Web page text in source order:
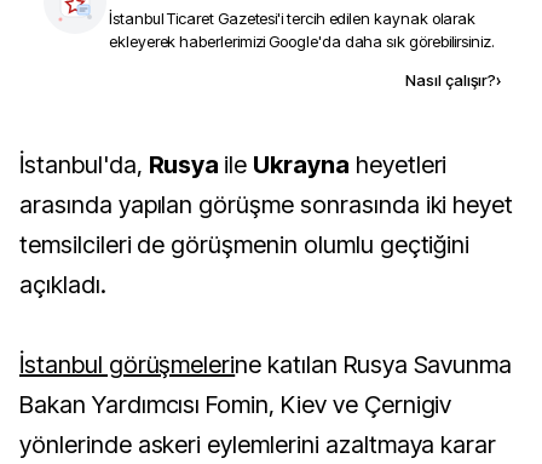
İstanbul Ticaret Gazetesi'i tercih edilen kaynak olarak
ekleyerek haberlerimizi Google'da daha sık görebilirsiniz.
Nasıl çalışır?›
İstanbul'da, Rusya ile Ukrayna heyetleri
arasında yapılan görüşme sonrasında iki heyet
temsilcileri de görüşmenin olumlu geçtiğini
açıkladı.
İstanbul görüşmelerine katılan Rusya Savunma
Bakan Yardımcısı Fomin, Kiev ve Çernigiv
yönlerinde askeri eylemlerini azaltmaya karar